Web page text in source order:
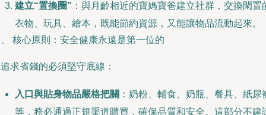
建立“置換圈” ：與月齡相近的寶媽寶爸建立社群，交換閑置
衣物、玩具、繪本，既能節約資源，又能讓物品流動起來。
核心原則：安全健康永遠是第一位的
求省錢的必須堅守底線：
入口與貼身物品嚴格把關 ：奶粉、輔食、奶瓶、餐具、紙尿
等，務必通過正規渠道購買，確保品質和安全。這部分不建